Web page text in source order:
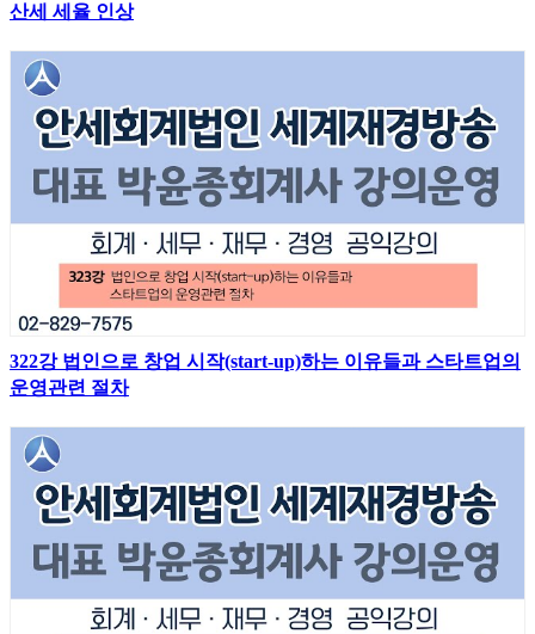
산세 세율 인상
322강 법인으로 창업 시작(start-up)하는 이유들과 스타트업의
운영관련 절차